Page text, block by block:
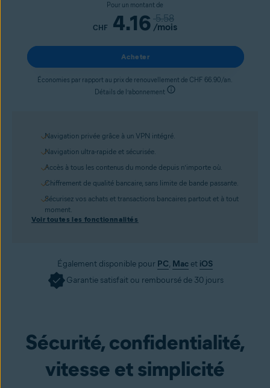
Navigation privée grâce à un VPN intégré.
Navigation ultra-rapide et sécurisée.
Accès à tous les contenus du monde depuis n’importe où.
Chiffrement de qualité bancaire, sans limite de bande passante.
Sécurisez vos achats et transactions bancaires partout et à tout
moment.
Voir toutes les fonctionnalités
Pour un montant de
CHF 4.16 5.58
/mois
Acheter
Économies par rapport au prix de renouvellement de CHF 66.90/an.
Détails de l’abonnement
Également disponible pour PC, Mac et iOS
Garantie satisfait ou remboursé de 30 jours
Sécurité, confidentialité,
vitesse et simplicité